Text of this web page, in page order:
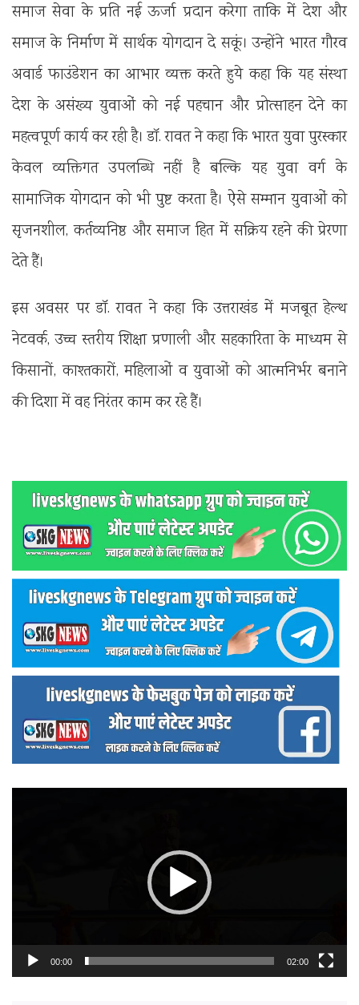
समाज सेवा के प्रति नई ऊर्जा प्रदान करेगा ताकि में देश और
समाज के निर्माण में सार्थक योगदान दे सकूं। उन्होंने भारत गौरव
अवार्ड फाउंडेशन का आभार व्यक्त करते हुये कहा कि यह संस्था
देश के असंख्य युवाओं को नई पहचान और प्रोत्साहन देने का
महत्वपूर्ण कार्य कर रही है। डॉ. रावत ने कहा कि भारत युवा पुरस्कार
केवल व्यक्तिगत उपलब्धि नहीं है बल्कि यह युवा वर्ग के
सामाजिक योगदान को भी पुष्ट करता है। ऐसे सम्मान युवाओं को
सृजनशील, कर्तव्यनिष्ठ और समाज हित में सक्रिय रहने की प्रेरणा
देते हैं।
इस अवसर पर डॉ. रावत ने कहा कि उत्तराखंड में मजबूत हेल्थ
नेटवर्क, उच्च स्तरीय शिक्षा प्रणाली और सहकारिता के माध्यम से
किसानों, काश्तकारों, महिलाओं व युवाओं को आत्मनिर्भर बनाने
की दिशा में वह निरंतर काम कर रहे हैं।
00:00 02:00